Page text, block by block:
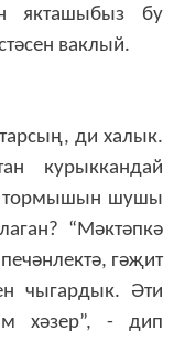
якташыбыз бу
ваклый.
ди халык.
курыккандай
тормышын шушы
“Мәктәпкә
гәҗит
чыгардык. Әти
хәзер”, - дип